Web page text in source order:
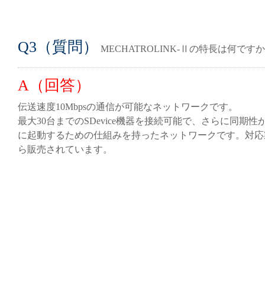
Q3（質問） MECHATROLINK-Ⅱの特長は何です
A（回答）
伝送速度10Mbpsの通信が可能なネットワークです。
最大30台までのSDevice機器を接続可能で、さらに同期性
に起動するための仕組みを持ったネットワークです。対
ら販売されています。